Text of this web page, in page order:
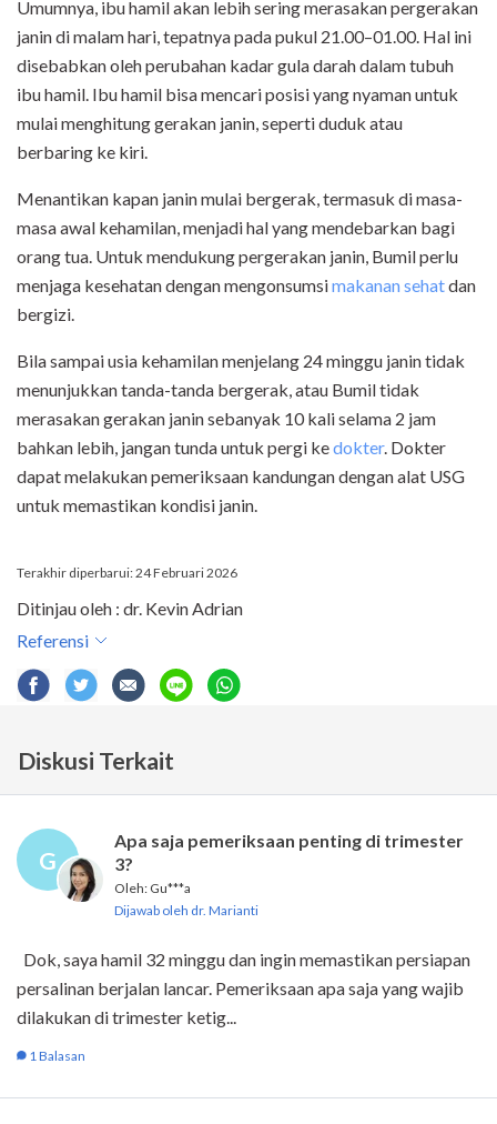
Umumnya, ibu hamil akan lebih sering merasakan pergerakan
janin di malam hari, tepatnya pada pukul 21.00–01.00. Hal ini
disebabkan oleh perubahan kadar gula darah dalam tubuh
ibu hamil. Ibu hamil bisa mencari posisi yang nyaman untuk
mulai menghitung gerakan janin, seperti duduk atau
berbaring ke kiri.
Menantikan kapan janin mulai bergerak, termasuk di masa-
masa awal kehamilan, menjadi hal yang mendebarkan bagi
orang tua. Untuk mendukung pergerakan janin, Bumil perlu
menjaga kesehatan dengan mengonsumsimakanan sehatdan
bergizi.
Bila sampai usia kehamilan menjelang 24 minggu janin tidak
menunjukkan tanda-tanda bergerak, atau Bumil tidak
merasakan gerakan janin sebanyak 10 kali selama 2 jam
bahkan lebih, jangan tunda untuk pergi kedokter. Dokter
dapat melakukan pemeriksaan kandungan dengan alat USG
untuk memastikan kondisi janin.
Terakhir diperbarui: 24 Februari 2026